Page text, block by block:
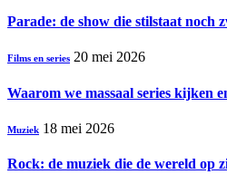
Parade: de show die stilstaat noch
Films en series 20 mei 2026
Waarom we massaal series kijken
Muziek 18 mei 2026
Rock: de muziek die de wereld op